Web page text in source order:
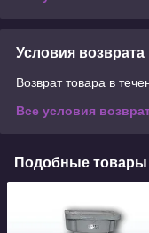
Условия возврата
Возврат товара в
Все условия
Подобные товары